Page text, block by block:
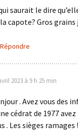
saurait le dire
capote? Gros grains
Répondre
2023 à 9 h 25 min
. Avez vous des
cédrat de 1977
. Les sièges ramages